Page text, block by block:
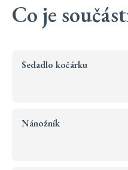
Co je
Sedadlo kočárku
Nánožník